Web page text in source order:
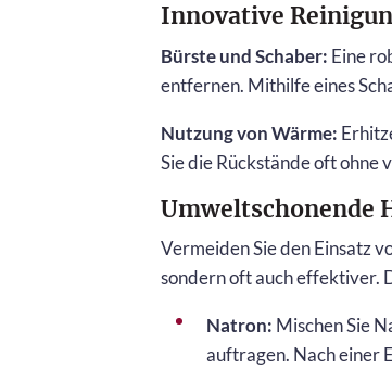
Innovative
Bürste und Schaber: Eine
entfernen. Mithilfe eines
Nutzung von Wärme:
Sie die Rückstände oft ohne
Umweltschonende
Vermeiden Sie den Einsatz
sondern oft auch effektiver.
Natron: Mischen Sie
auftragen. Nach einer